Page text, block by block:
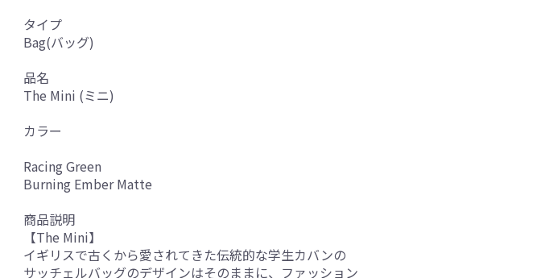
タイプ
Bag(バッグ)
品名
The Mini (ミニ)
カラー
Racing Green
Burning Ember Matte
商品説明
【The Mini】
イギリスで古くから愛されてきた伝統的な学生カバンの
サッチェルバッグのデザインはそのままに、ファッション